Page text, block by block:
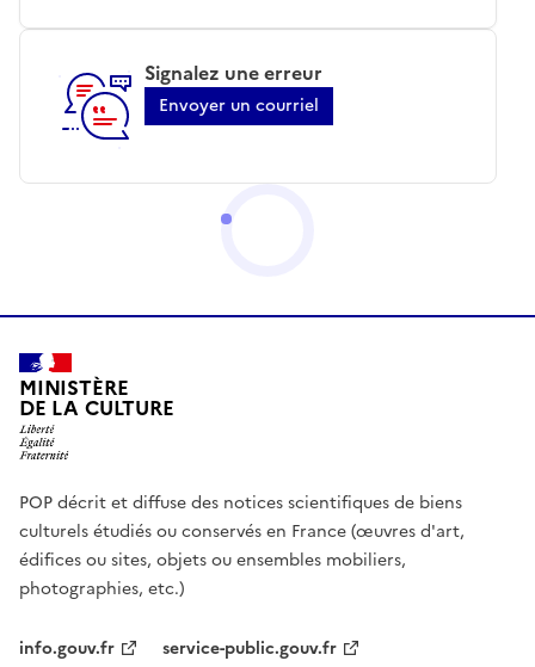
Signalez une erreur
Envoyer un courriel
MINISTÈRE
DE LA CULTURE
POP décrit et diffuse des notices scientifiques de biens
culturels étudiés ou conservés en France (œuvres d'art,
édifices ou sites, objets ou ensembles mobiliers,
photographies, etc.)
info.gouv.fr service-public.gouv.fr